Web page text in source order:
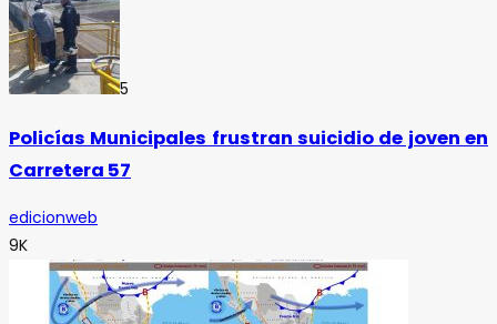
5
Policías Municipales frustran suicidio de joven en
Carretera 57
edicionweb
9K